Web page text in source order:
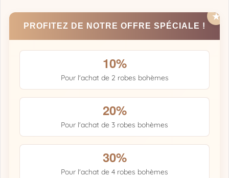
PROFITEZ DE NOTRE OFFRE SPÉCIALE !
10%
Pour l'achat de 2 robes bohèmes
20%
Pour l'achat de 3 robes bohèmes
30%
Pour l'achat de 4 robes bohèmes